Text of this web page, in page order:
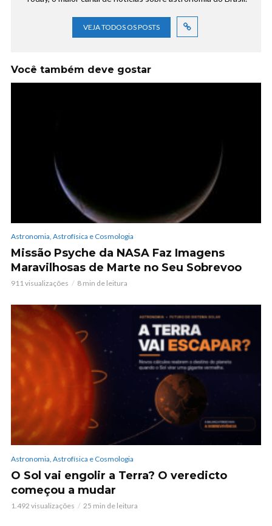
VEJA TODOS OS POSTS
Você também deve gostar
Astronomia, Astrofísica e Cosmologia
Missão Psyche da NASA Faz Imagens
Maravilhosas de Marte no Seu Sobrevoo
911 visualizações 8 min de leitura
Astronomia, Astrofísica e Cosmologia
O Sol vai engolir a Terra? O veredicto
começou a mudar
1.492 visualizações 25 min de leitura